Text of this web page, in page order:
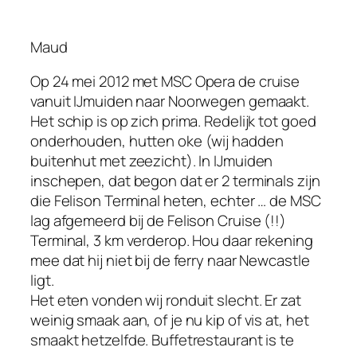
Maud
Op 24 mei 2012 met MSC Opera de cruise
vanuit IJmuiden naar Noorwegen gemaakt.
Het schip is op zich prima. Redelijk tot goed
onderhouden, hutten oke (wij hadden
buitenhut met zeezicht). In IJmuiden
inschepen, dat begon dat er 2 terminals zijn
die Felison Terminal heten, echter … de MSC
lag afgemeerd bij de Felison Cruise (!!)
Terminal, 3 km verderop. Hou daar rekening
mee dat hij niet bij de ferry naar Newcastle
ligt.
Het eten vonden wij ronduit slecht. Er zat
weinig smaak aan, of je nu kip of vis at, het
smaakt hetzelfde. Buffetrestaurant is te